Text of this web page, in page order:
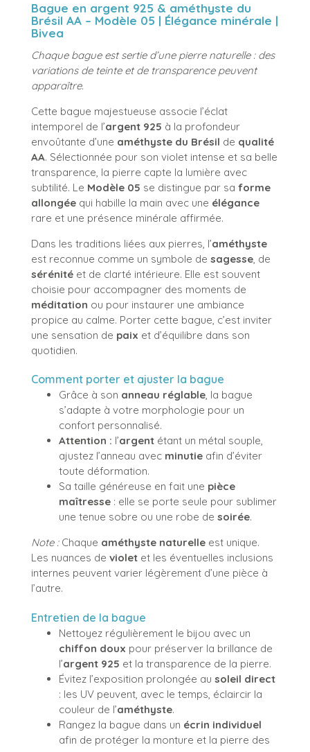
Bague en argent 925 & améthyste du
Brésil AA – Modèle 05 | Élégance minérale |
Bivea
Chaque bague est sertie d’une pierre naturelle : des
variations de teinte et de transparence peuvent
apparaître.
Cette bague majestueuse associe l’éclat
intemporel de l’argent 925 à la profondeur
envoûtante d’une améthyste du Brésil de qualité
AA. Sélectionnée pour son violet intense et sa belle
transparence, la pierre capte la lumière avec
subtilité. Le Modèle 05 se distingue par sa forme
allongée qui habille la main avec une élégance
rare et une présence minérale affirmée.
Dans les traditions liées aux pierres, l’améthyste
est reconnue comme un symbole de sagesse , de
sérénité et de clarté intérieure. Elle est souvent
choisie pour accompagner des moments de
méditation ou pour instaurer une ambiance
propice au calme. Porter cette bague, c’est inviter
une sensation de paix et d’équilibre dans son
quotidien.
Comment porter et ajuster la bague
Grâce à son anneau réglable, la bague
s’adapte à votre morphologie pour un
confort personnalisé.
Attention : l’argent étant un métal souple,
ajustez l’anneau avec minutie afin d’éviter
toute déformation.
Sa taille généreuse en fait une pièce
maîtresse : elle se porte seule pour sublimer
une tenue sobre ou une robe de soirée.
Note :Chaque améthyste naturelle est unique.
Les nuances de violet et les éventuelles inclusions
internes peuvent varier légèrement d’une pièce à
l’autre.
Entretien de la bague
Nettoyez régulièrement le bijou avec un
chiffon doux pour préserver la brillance de
l’argent 925 et la transparence de la pierre.
Évitez l’exposition prolongée au soleil direct
: les UV peuvent, avec le temps, éclaircir la
couleur de l’améthyste.
Rangez la bague dans un écrin individuel
afin de protéger la monture et la pierre des